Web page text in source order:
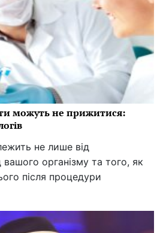
можуть не прижитися:
не лише від
організму та того, як
після процедури